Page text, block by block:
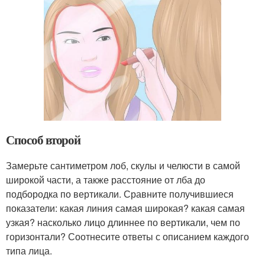
Способ второй
Замерьте сантиметром лоб, скулы и челюсти в самой
широкой части, а также расстояние от лба до
подбородка по вертикали. Сравните получившиеся
показатели: какая линия самая широкая? какая самая
узкая? насколько лицо длиннее по вертикали, чем по
горизонтали? Соотнесите ответы с описанием каждого
типа лица.